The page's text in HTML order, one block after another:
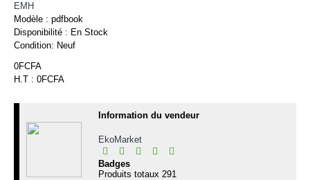
EMH
Modèle : pdfbook
Disponibilité : En Stock
Condition: Neuf
0FCFA
H.T : 0FCFA
Information du vendeur
EkoMarket
Badges
Produits totaux 291